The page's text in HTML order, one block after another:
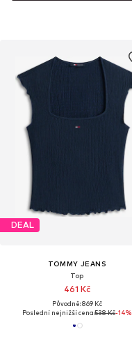
DEAL
TOMMY JEANS
Top
461 Kč
Původně: 869 Kč
Poslední nejnižší cena:538 Kč-14%